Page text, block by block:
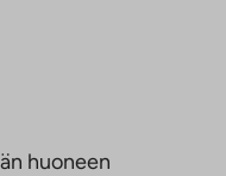
huoneen